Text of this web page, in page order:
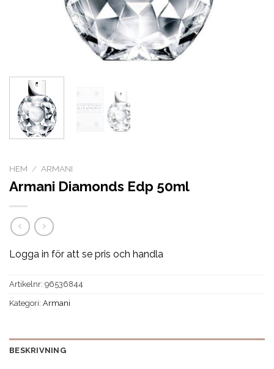
HEM / ARMANI
Armani Diamonds Edp 50ml
Logga in för att se pris och handla
Artikelnr: 96536844
Kategori: Armani
BESKRIVNING